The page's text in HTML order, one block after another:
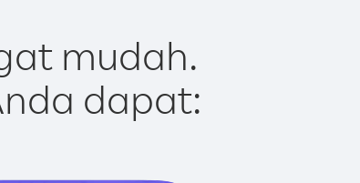
mudah.
dapat: